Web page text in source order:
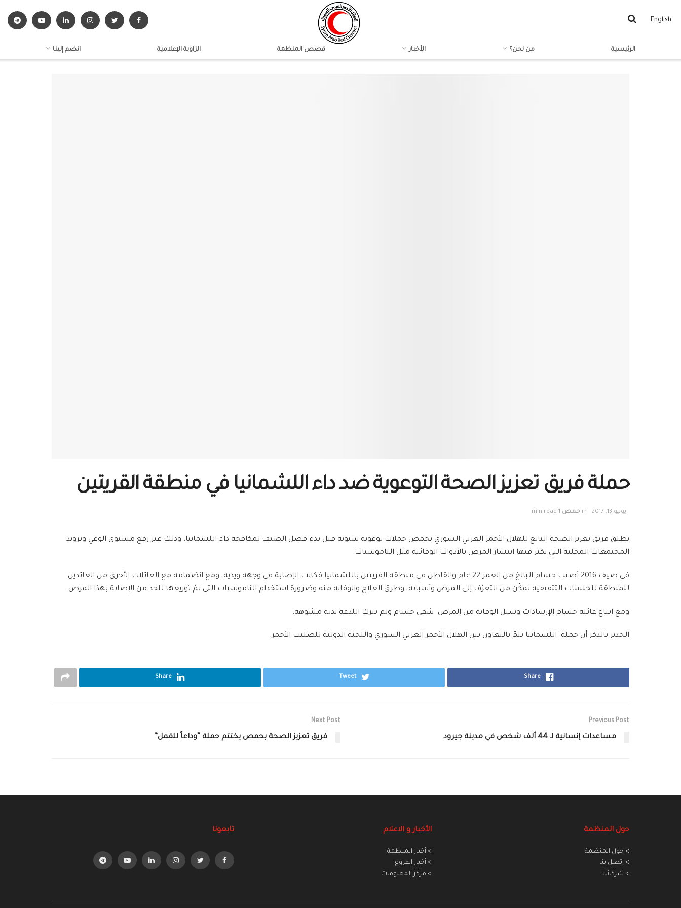
English
الرئيسية من نحن؟ الأخبار قصص المنظمة الزاوية الإعلامية انضم إلينا
حملة فريق تعزيز الصحة التوعوية ضد داء اللشمانيا في منطقة القريتين
يونيو 13, 2017 in حمص 1 min read
يطلق فريق تعزيز الصحة التابع للهلال الأحمر العربي السوري بحمص حملات توعوية سنوية قبل بدء فصل الصيف لمكافحة داء اللشمانيا، وذلك عبر رفع مستوى الوعي وتزويد
المجتمعات المحلية التي يكثر فيها انتشار المرض بالأدوات الوقائية مثل الناموسيات.
في صيف 2016 أصيب حسام البالغ من العمر 22 عام والقاطن في منطقة القريتين باللشمانيا فكانت الإصابة في وجهه ويديه، ومع انضمامه مع العائلات الأخرى من العائدين
للمنطقة للجلسات التثقيفية تمكّن من التعرّف إلى المرض وأسبابه، وطرق العلاج والوقاية منه وضرورة استخدام الناموسيات التي تمّ توزيعها للحد من الإصابة بهذا المرض.
ومع اتباع عائلة حسام الإرشادات وسبل الوقاية من المرض شفي حسام ولم تترك اللدغة ندبة مشوهة.
الجدير بالذكر أن حملة اللشمانيا تتمّ بالتعاون بين الهلال الأحمر العربي السوري واللجنة الدولية للصليب الأحمر.
Share
Tweet
Share
Previous Post
مساعدات إنسانية لـ 44 ألف شخص في مدينة جيرود‎
Next Post
فريق تعزيز الصحة بحمص يختتم حملة “وداعاً للقمل”
حول المنظمة
> حول المنظمة
> اتصل بنا
> شركائنا
الأخبار و الاعلام
> أخبار المنطمة
> أخبار الفروع
> مركز المعلومات
تابعونا